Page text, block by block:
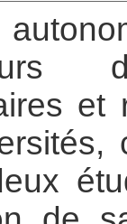
et